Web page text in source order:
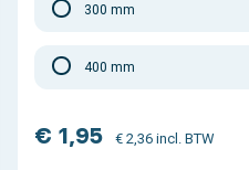
300 mm
400 mm
€ 1,95 € 2,36 incl. BTW